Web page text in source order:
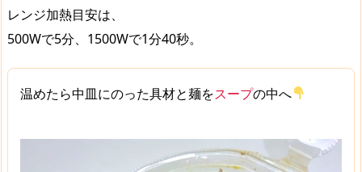
レンジ加熱目安は、
500Wで5分、1500Wで1分40秒。
温めたら中皿にのった具材と麺をスープの中へ